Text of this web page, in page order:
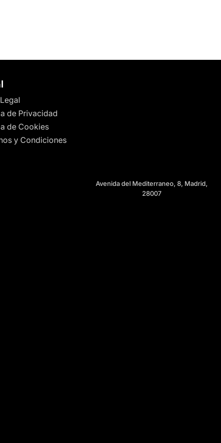
de Privacidad
de Cookies
y Condiciones
Avenida del Mediterraneo, 8, Madrid,
28007